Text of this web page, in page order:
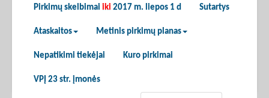
Pirkimų skelbimai iki 2017 m. liepos 1 d Sutartys
Ataskaitos Metinis pirkimų planas
Nepatikimi tiekėjai Kuro pirkimai
VPĮ 23 str. įmonės